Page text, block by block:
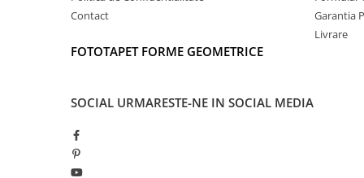
Contact
FOTOTAPET FORME GEOMETRICE
Garantia
Livrare
SOCIAL URMARESTE-NE IN SOCIAL MEDIA